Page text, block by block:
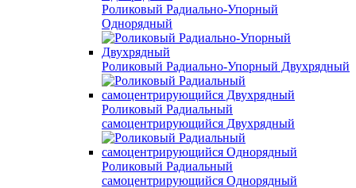
Роликовый Радиально-Упорный
Однорядный
Роликовый Радиально-Упорный Двухрядный
Роликовый Радиальный
самоцентрирующийся Двухрядный
Роликовый Радиальный
самоцентрирующийся Однорядный